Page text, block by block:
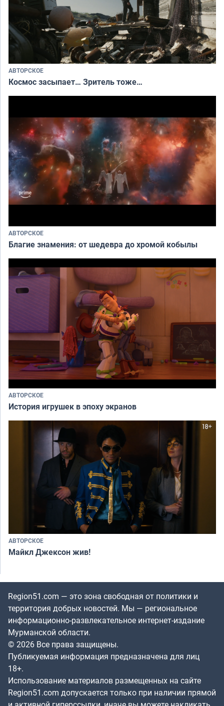
АВТОРСКОЕ
Космос засыпает… Зритель тоже…
АВТОРСКОЕ
Благие знамения: от шедевра до хромой кобылы
АВТОРСКОЕ
История игрушек в эпоху экранов
АВТОРСКОЕ
Майкл Джексон жив!
Region51.com — это зона свободная от политики и
территория добрых новостей. Мы — региональное
информационно-развлекательное интернет-издание
Мурманской области.
© 2026 Все права защищены.
Публикуемая информация предназначена для лиц
18+.
Использование материалов размещенных на сайте
Region51.com допускается только при наличии прямой